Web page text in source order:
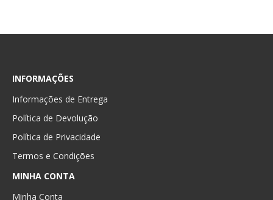
INFORMAÇÕES
Informações de Entrega
Política de Devolução
Política de Privacidade
Termos e Condições
MINHA CONTA
Minha Conta